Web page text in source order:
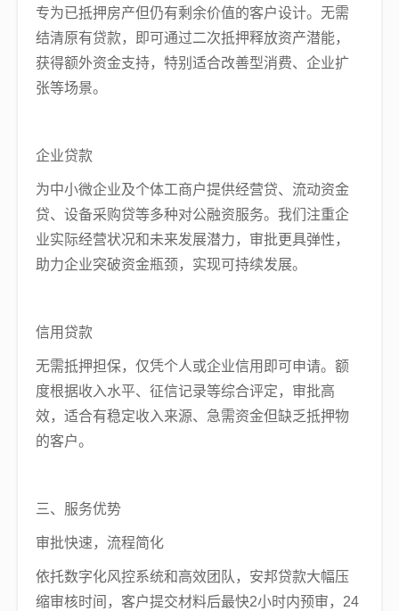
专为已抵押房产但仍有剩余价值的客户设计。无需
结清原有贷款，即可通过二次抵押释放资产潜能，
获得额外资金支持，特别适合改善型消费、企业扩
张等场景。
企业贷款
为中小微企业及个体工商户提供经营贷、流动资金
贷、设备采购贷等多种对公融资服务。我们注重企
业实际经营状况和未来发展潜力，审批更具弹性，
助力企业突破资金瓶颈，实现可持续发展。
信用贷款
无需抵押担保，仅凭个人或企业信用即可申请。额
度根据收入水平、征信记录等综合评定，审批高
效，适合有稳定收入来源、急需资金但缺乏抵押物
的客户。
三、服务优势
审批快速，流程简化
依托数字化风控系统和高效团队，安邦贷款大幅压
缩审核时间，客户提交材料后最快2小时内预审，24